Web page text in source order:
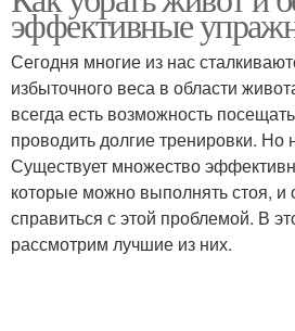
эффективные
Сегодня многие из нас
избыточного веса в области
всегда есть возможность
проводить долгие тренировки. Но
Существует множество
которые можно выполнять стоя, и
справиться с этой проблемой. В
рассмотрим лучшие из них.